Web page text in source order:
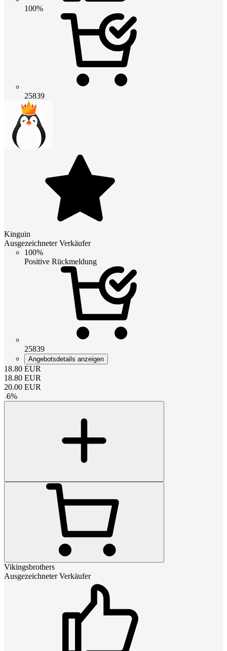
100%
25839
Kinguin
Ausgezeichneter Verkäufer
100%
Positive Rückmeldung
25839
Angebotsdetails anzeigen
18.80 EUR
18.80 EUR
20.00 EUR
-6%
Vikingsbrothers
Ausgezeichneter Verkäufer